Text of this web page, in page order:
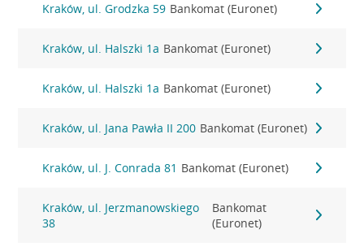
Kraków, ul. Grodzka 59 Bankomat (Euronet)
Kraków, ul. Halszki 1a Bankomat (Euronet)
Kraków, ul. Halszki 1a Bankomat (Euronet)
Kraków, ul. Jana Pawła II 200 Bankomat (Euronet)
Kraków, ul. J. Conrada 81 Bankomat (Euronet)
Kraków, ul. Jerzmanowskiego
38
Bankomat
(Euronet)